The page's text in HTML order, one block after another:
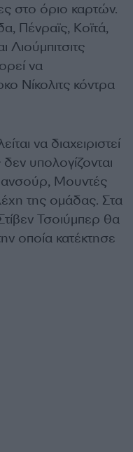
στο όριο καρτών.
Πένραϊς, Κοϊτά,
να
Νίκολιτς κόντρα
να διαχειριστεί
υπολογίζονται
Μουντές
της ομάδας. Στα
Τσοιύμπερ θα
οποία κατέκτησε